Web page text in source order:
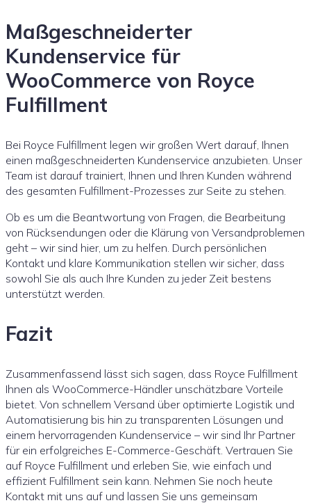
Maßgeschneiderter
Kundenservice für
WooCommerce von Royce
Fulfillment
Bei Royce Fulfillment legen wir großen Wert darauf, Ihnen
einen maßgeschneiderten Kundenservice anzubieten. Unser
Team ist darauf trainiert, Ihnen und Ihren Kunden während
des gesamten Fulfillment-Prozesses zur Seite zu stehen.
Ob es um die Beantwortung von Fragen, die Bearbeitung
von Rücksendungen oder die Klärung von Versandproblemen
geht – wir sind hier, um zu helfen. Durch persönlichen
Kontakt und klare Kommunikation stellen wir sicher, dass
sowohl Sie als auch Ihre Kunden zu jeder Zeit bestens
unterstützt werden.
Fazit
Zusammenfassend lässt sich sagen, dass Royce Fulfillment
Ihnen als WooCommerce-Händler unschätzbare Vorteile
bietet. Von schnellem Versand über optimierte Logistik und
Automatisierung bis hin zu transparenten Lösungen und
einem hervorragenden Kundenservice – wir sind Ihr Partner
für ein erfolgreiches E-Commerce-Geschäft. Vertrauen Sie
auf Royce Fulfillment und erleben Sie, wie einfach und
effizient Fulfillment sein kann. Nehmen Sie noch heute
Kontakt mit uns auf und lassen Sie uns gemeinsam